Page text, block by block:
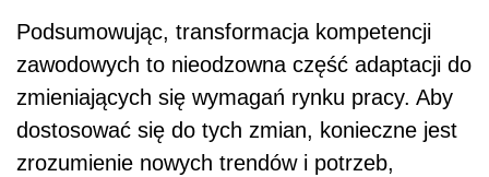
Podsumowując, transformacja kompetencji
zawodowych to nieodzowna część adaptacji do
zmieniających się wymagań rynku pracy. Aby
dostosować się do tych zmian, konieczne jest
zrozumienie nowych trendów i potrzeb,